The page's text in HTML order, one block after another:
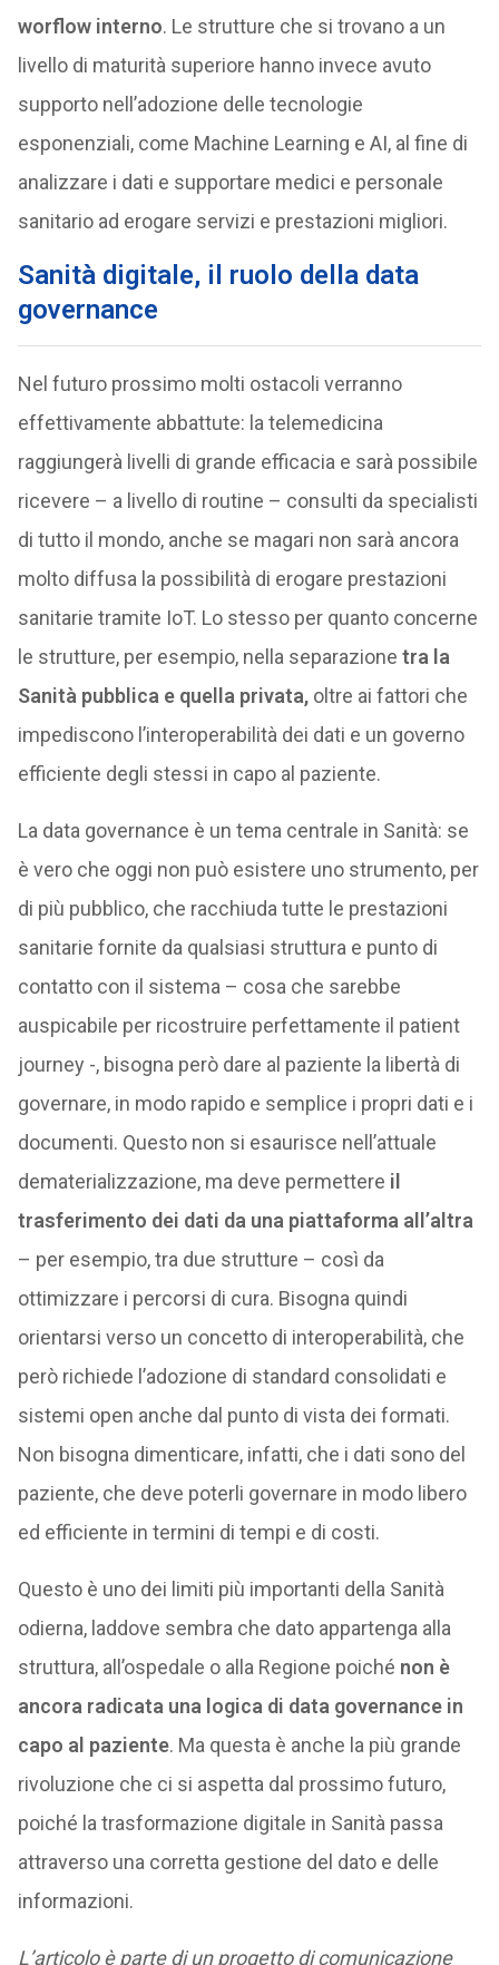
worflow interno. Le strutture che si trovano a un
livello di maturità superiore hanno invece avuto
supporto nell’adozione delle tecnologie
esponenziali, come Machine Learning e AI, al fine di
analizzare i dati e supportare medici e personale
sanitario ad erogare servizi e prestazioni migliori.
Sanità digitale, il ruolo della data
governance
Nel futuro prossimo molti ostacoli verranno
effettivamente abbattute: la telemedicina
raggiungerà livelli di grande efficacia e sarà possibile
ricevere – a livello di routine – consulti da specialisti
di tutto il mondo, anche se magari non sarà ancora
molto diffusa la possibilità di erogare prestazioni
sanitarie tramite IoT. Lo stesso per quanto concerne
le strutture, per esempio, nella separazione tra la
Sanità pubblica e quella privata,oltre ai fattori che
impediscono l’interoperabilità dei dati e un governo
efficiente degli stessi in capo al paziente.
La data governance è un tema centrale in Sanità: se
è vero che oggi non può esistere uno strumento, per
di più pubblico, che racchiuda tutte le prestazioni
sanitarie fornite da qualsiasi struttura e punto di
contatto con il sistema – cosa che sarebbe
auspicabile per ricostruire perfettamente il patient
journey -, bisogna però dare al paziente la libertà di
governare, in modo rapido e semplice i propri dati e i
documenti. Questo non si esaurisce nell’attuale
dematerializzazione, ma deve permettere il
trasferimento dei dati da una piattaforma all’altra
– per esempio, tra due strutture – così da
ottimizzare i percorsi di cura. Bisogna quindi
orientarsi verso un concetto di interoperabilità, che
però richiede l’adozione di standard consolidati e
sistemi open anche dal punto di vista dei formati.
Non bisogna dimenticare, infatti, che i dati sono del
paziente, che deve poterli governare in modo libero
ed efficiente in termini di tempi e di costi.
Questo è uno dei limiti più importanti della Sanità
odierna, laddove sembra che dato appartenga alla
struttura, all’ospedale o alla Regione poiché non è
ancora radicata una logica di data governance in
capo al paziente. Ma questa è anche la più grande
rivoluzione che ci si aspetta dal prossimo futuro,
poiché la trasformazione digitale in Sanità passa
attraverso una corretta gestione del dato e delle
informazioni.
L’articolo è parte di un progetto di comunicazione